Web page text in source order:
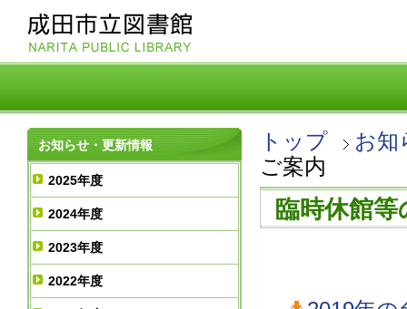
お知らせ・更新情報
2025年度
2024年度
2023年度
2022年度
トップ
お知
ご案内
臨時休館